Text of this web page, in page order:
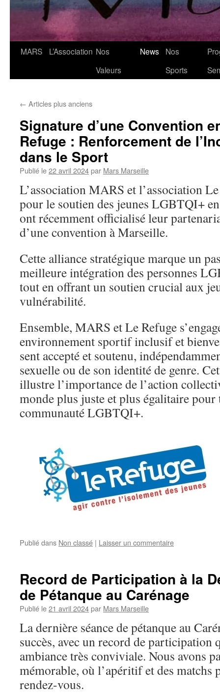
MARS L’Association Nos
Valeurs
News
Nos
Sports
← Articles plus anciens
Signature d’une Convention
Refuge : Renforcement de
dans le Sport
Publié le22 avril 2024par Mars Marseille
L’association MARS et l’association
pour le soutien des jeunes LGBTQI+
ont récemment officialisé leur
d’une convention à Marseille.
Cette alliance stratégique marque un
meilleure intégration des personnes
tout en offrant un soutien crucial aux
vulnérabilité.
Ensemble, MARS et Le Refuge
environnement sportif inclusif et
sent accepté et soutenu,
sexuelle ou de son identité de genre.
illustre l’importance de l’action
monde plus juste et plus égalitaire pour
communauté LGBTQI+.
Publié dans Non classé | Laisser un commentaire
Record de Participation à la
de Pétanque au Carénage
Publié le21 avril 2024par Mars Marseille
La dernière séance de pétanque au
succès, avec un record de participation
ambiance très conviviale. Nous avons
mémorable, où l’apéritif et des matchs
rendez-vous.